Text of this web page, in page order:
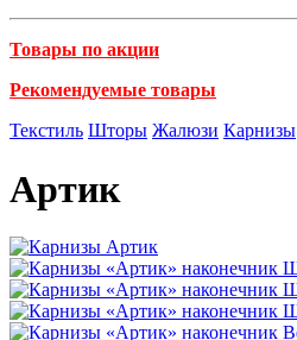
Товары по акции
Рекомендуемые товары
Текстиль Шторы Жалюзи Карнизы
Артик